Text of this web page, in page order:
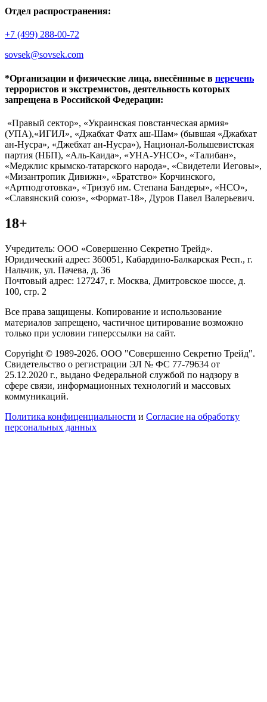
Отдел распространения:
+7 (499) 288-00-72
sovsek@sovsek.com
*Организации и физические лица, внесённные в перечень
террористов и экстремистов, деятельность которых
запрещена в Российской Федерации:
«Правый сектор», «Украинская повстанческая армия»
(УПА),«ИГИЛ», «Джабхат Фатх аш-Шам» (бывшая «Джабхат
ан-Нусра», «Джебхат ан-Нусра»), Национал-Большевистская
партия (НБП), «Аль-Каида», «УНА-УНСО», «Талибан»,
«Меджлис крымско-татарского народа», «Свидетели Иеговы»,
«Мизантропик Дивижн», «Братство» Корчинского,
«Артподготовка», «Тризуб им. Степана Бандеры», «НСО»,
«Славянский союз», «Формат-18», Дуров Павел Валерьевич.
18+
Учредитель: ООО «Совершенно Секретно Трейд».
Юридический адрес: 360051, Кабардино-Балкарская Респ., г.
Нальчик, ул. Пачева, д. 36
Почтовый адрес: 127247, г. Москва, Дмитровское шоссе, д.
100, стр. 2
Все права защищены. Копирование и использование
материалов запрещено, частичное цитирование возможно
только при условии гиперссылки на сайт.
Copyright © 1989-2026. ООО "Совершенно Секретно Трейд".
Свидетельство о регистрации ЭЛ № ФС 77-79634 от
25.12.2020 г., выдано Федеральной службой по надзору в
сфере связи, информационных технологий и массовых
коммуникаций.
Политика конфиценциальности и Согласие на обработку
персональных данных